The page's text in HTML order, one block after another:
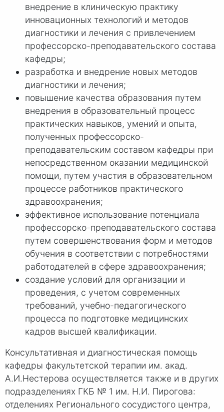
внедрение в клиническую практику
инновационных технологий и методов
диагностики и лечения с привлечением
профессорско-преподавательского состава
кафедры;
разработка и внедрение новых методов
диагностики и лечения;
повышение качества образования путем
внедрения в образовательный процесс
практических навыков, умений и опыта,
полученных профессорско-
преподавательским составом кафедры при
непосредственном оказании медицинской
помощи, путем участия в образовательном
процессе работников практического
здравоохранения;
эффективное использование потенциала
профессорско-преподавательского состава
путем совершенствования форм и методов
обучения в соответствии с потребностями
работодателей в сфере здравоохранения;
создание условий для организации и
проведения, с учетом современных
требований, учебно-педагогического
процесса по подготовке медицинских
кадров высшей квалификации.
Консультативная и диагностическая помощь
кафедры факультетской терапии им. акад.
А.И.Нестерова осуществляется также и в других
подразделениях ГКБ № 1 им. Н.И. Пирогова:
отделениях Регионального сосудистого центра,